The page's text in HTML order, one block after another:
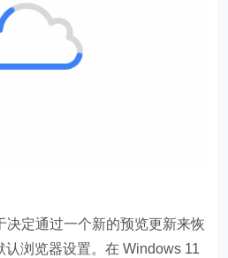
决定通过一个新的预览更新来恢
认浏览器设置。在 Windows 11